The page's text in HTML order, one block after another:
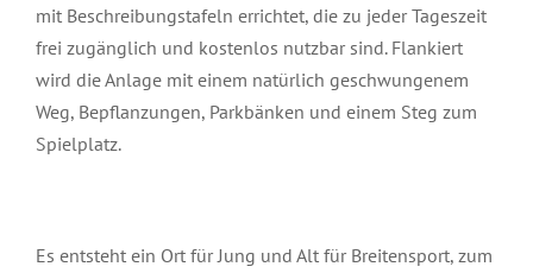
mit Beschreibungstafeln errichtet, die zu jeder Tageszeit
frei zugänglich und kostenlos nutzbar sind. Flankiert
wird die Anlage mit einem natürlich geschwungenem
Weg, Bepflanzungen, Parkbänken und einem Steg zum
Spielplatz.
Es entsteht ein Ort für Jung und Alt für Breitensport, zum